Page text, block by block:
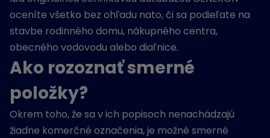
oceníte všetko bez ohľadu nato, či sa podieľate na
stavbe rodinného domu, nákupného centra,
obecného vodovodu alebo diaľnice.
Ako rozoznať smerné
položky?
Okrem toho, že sa v ich popisoch nenachádzajú
žiadne komerčné označenia, je možné smerné